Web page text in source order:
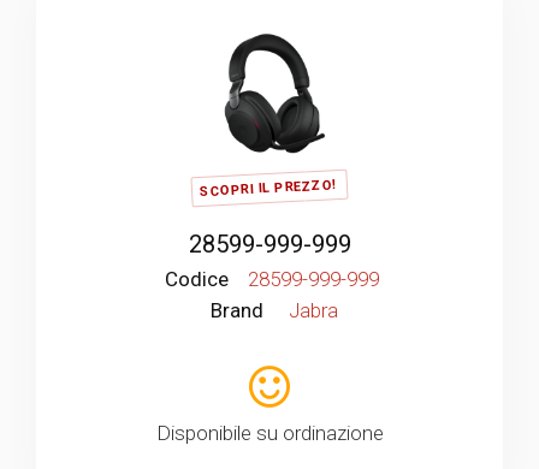
SCOPRI IL PREZZO!
28599-999-999
Codice
28599-999-999
Brand
Jabra
Disponibile su ordinazione